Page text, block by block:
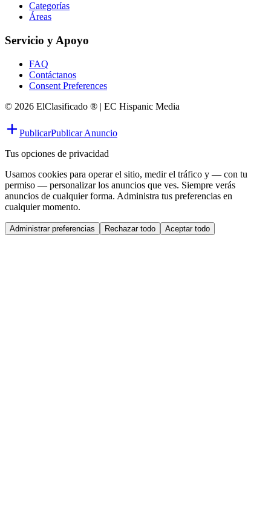
Categorías
Áreas
Servicio y Apoyo
FAQ
Contáctanos
Consent Preferences
© 2026 ElClasificado ® | EC Hispanic Media
PublicarPublicar Anuncio
Tus opciones de privacidad
Usamos cookies para operar el sitio, medir el tráfico y — con tu
permiso — personalizar los anuncios que ves. Siempre verás
anuncios de cualquier forma. Administra tus preferencias en
cualquier momento.
Administrar preferencias Rechazar todo Aceptar todo